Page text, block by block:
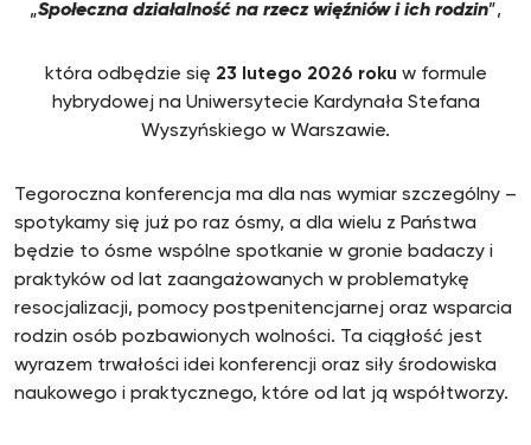
„Społeczna działalność na rzecz więźniów i ich rodzin”,
która odbędzie się 23 lutego 2026 roku w formule
hybrydowej na Uniwersytecie Kardynała Stefana
Wyszyńskiego w Warszawie.
Tegoroczna konferencja ma dla nas wymiar szczególny –
spotykamy się już po raz ósmy, a dla wielu z Państwa
będzie to ósme wspólne spotkanie w gronie badaczy i
praktyków od lat zaangażowanych w problematykę
resocjalizacji, pomocy postpenitencjarnej oraz wsparcia
rodzin osób pozbawionych wolności. Ta ciągłość jest
wyrazem trwałości idei konferencji oraz siły środowiska
naukowego i praktycznego, które od lat ją współtworzy.